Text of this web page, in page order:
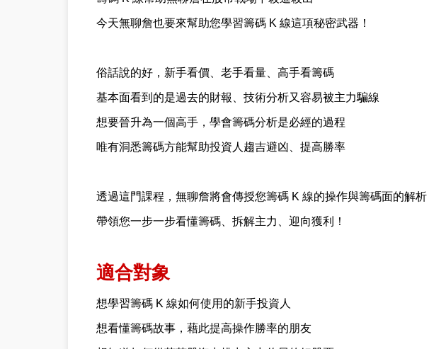
今天無聊詹也要來幫助您學習籌碼 K 線這項秘密武器！
俗話說的好，新手看價、老手看量、高手看籌碼
基本面看到的是過去的財報、技術分析又容易被主力騙線
想要晉升為一個高手，學會籌碼分析是必經的過程
唯有洞悉籌碼方能幫助投資人趨吉避凶、提高勝率
透過這門課程，無聊詹將會傳授您籌碼 K 線的操作與籌碼面的解析
帶領您一步一步看懂籌碼、拆解主力、迎向獲利！
適合對象
想學習籌碼 K 線如何使用的新手投資人
想看懂籌碼故事，藉此提高操作勝率的朋友